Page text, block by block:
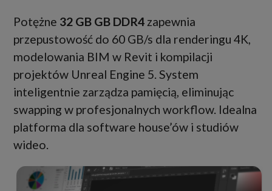
Potężne 32 GB GB DDR4 zapewnia
przepustowość do 60 GB/s dla renderingu 4K,
modelowania BIM w Revit i kompilacji
projektów Unreal Engine 5. System
inteligentnie zarządza pamięcią, eliminując
swapping w profesjonalnych workflow. Idealna
platforma dla software house’ów i studiów
wideo.